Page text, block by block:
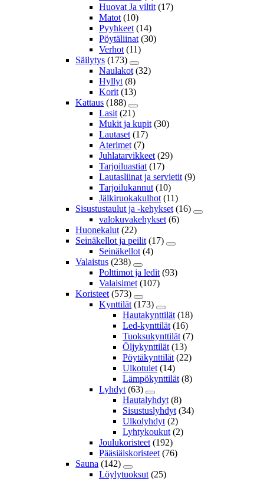
Huovat Ja viltit (17)
Matot (10)
Pyyhkeet (14)
Pöytäliinat (30)
Verhot (11)
Säilytys (173)
Naulakot (32)
Hyllyt (8)
Korit (13)
Kattaus (188)
Lasit (21)
Mukit ja kupit (30)
Lautaset (17)
Aterimet (7)
Juhlatarvikkeet (29)
Tarjoiluastiat (17)
Lautasliinat ja servietit (9)
Tarjoilukannut (10)
Jälkiruokakulhot (11)
Sisustustaulut ja -kehykset (16)
valokuvakehykset (6)
Huonekalut (22)
Seinäkellot ja peilit (17)
Seinäkellot (4)
Valaistus (238)
Polttimot ja ledit (93)
Valaisimet (107)
Koristeet (573)
Kynttilät (173)
Hautakynttilät (18)
Led-kynttilät (16)
Tuoksukynttilät (7)
Öljykynttilät (13)
Pöytäkynttilät (22)
Ulkotulet (14)
Lämpökynttilät (8)
Lyhdyt (63)
Hautalyhdyt (8)
Sisustuslyhdyt (34)
Ulkolyhdyt (2)
Lyhtykoukut (2)
Joulukoristeet (192)
Pääsiäiskoristeet (76)
Sauna (142)
Löylytuoksut (25)